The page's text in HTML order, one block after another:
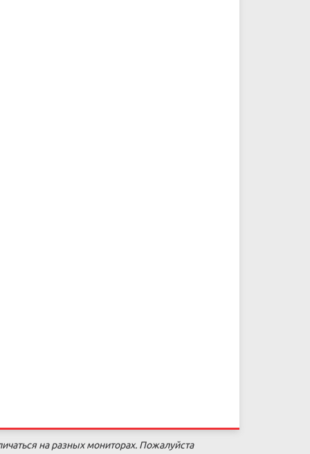
на разных мониторах. Пожалуйста